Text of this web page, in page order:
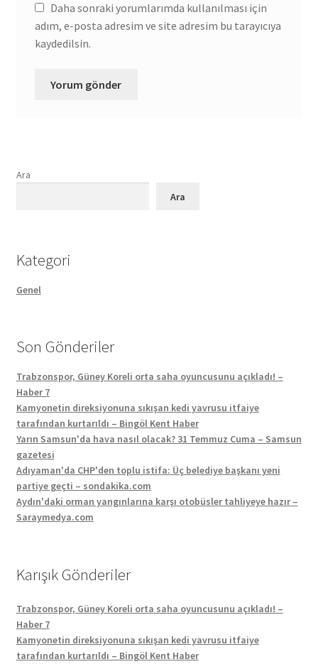
Daha sonraki yorumlarımda kullanılması için
adım, e-posta adresim ve site adresim bu tarayıcıya
kaydedilsin.
Ara
Ara
Kategori
Genel
Son Gönderiler
Trabzonspor, Güney Koreli orta saha oyuncusunu açıkladı! –
Haber 7
Kamyonetin direksiyonuna sıkışan kedi yavrusu itfaiye
tarafından kurtarıldı – Bingöl Kent Haber
Yarın Samsun'da hava nasıl olacak? 31 Temmuz Cuma – Samsun
gazetesi
Adıyaman'da CHP'den toplu istifa: Üç belediye başkanı yeni
partiye geçti – sondakika.com
Aydın'daki orman yangınlarına karşı otobüsler tahliyeye hazır –
Saraymedya.com
Karışık Gönderiler
Trabzonspor, Güney Koreli orta saha oyuncusunu açıkladı! –
Haber 7
Kamyonetin direksiyonuna sıkışan kedi yavrusu itfaiye
tarafından kurtarıldı – Bingöl Kent Haber